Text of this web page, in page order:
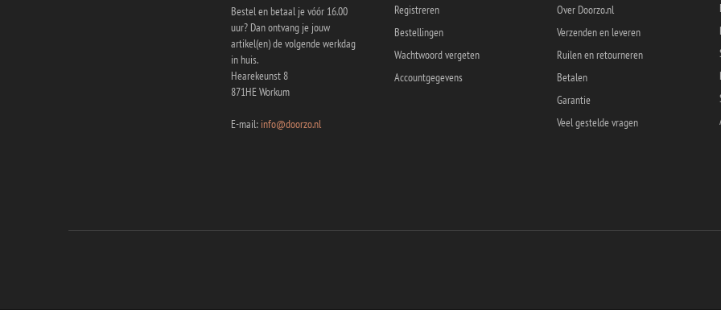
Bestel en betaal je vóór 16.00
uur? Dan ontvang je jouw
artikel(en) de volgende werkdag
in huis.
Hearekeunst 8
871HE Workum
E-mail: info@doorzo.nl
Registreren
Bestellingen
Wachtwoord vergeten
Accountgegevens
Over Doorzo.nl
Verzenden en leveren
Ruilen en retourneren
Betalen
Garantie
Veel gestelde vragen